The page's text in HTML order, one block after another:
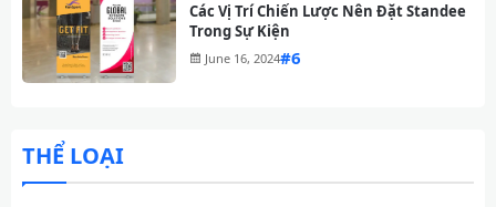
Các Vị Trí Chiến Lược Nên Đặt Standee
Trong Sự Kiện
June 16, 2024#
THỂ LOẠI